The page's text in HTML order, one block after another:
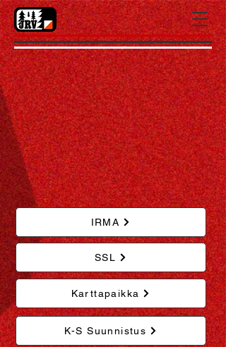
IRMA
SSL
Karttapaikka
K-S Suunnistus